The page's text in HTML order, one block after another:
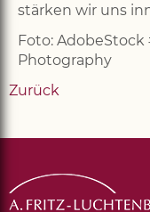
stärken wir uns
Foto: AdobeStock
Photography
Zurück